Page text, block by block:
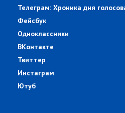
Телеграм: Хроника дня
Фейсбук
Одноклассники
ВКонтакте
Твиттер
Инстаграм
Ютуб